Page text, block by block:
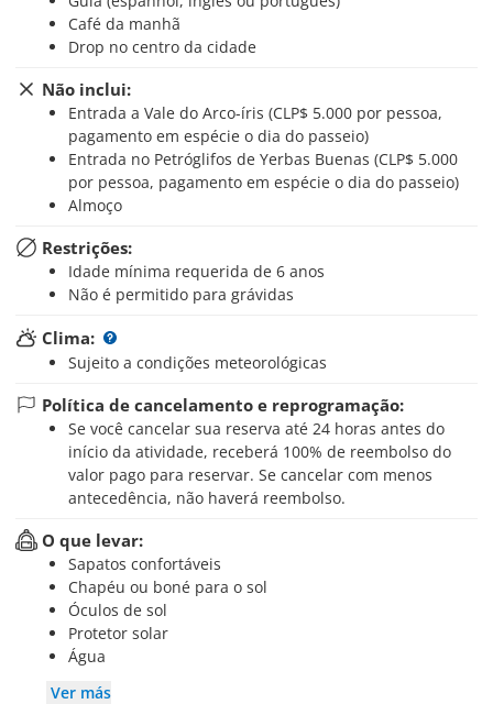
Café da manhã
Drop no centro da cidade
Não inclui:
Entrada a Vale do Arco-íris (CLP$ 5.000 por pessoa,
pagamento em espécie o dia do passeio)
Entrada no Petróglifos de Yerbas Buenas (CLP$ 5.000
por pessoa, pagamento em espécie o dia do passeio)
Almoço
Restrições:
Idade mínima requerida de 6 anos
Não é permitido para grávidas
Clima:
Sujeito a condições meteorológicas
Política de cancelamento e reprogramação:
Se você cancelar sua reserva até 24 horas antes do
início da atividade, receberá 100% de reembolso do
valor pago para reservar. Se cancelar com menos
antecedência, não haverá reembolso.
O que levar:
Sapatos confortáveis
Chapéu ou boné para o sol
Óculos de sol
Protetor solar
Água
Ver más